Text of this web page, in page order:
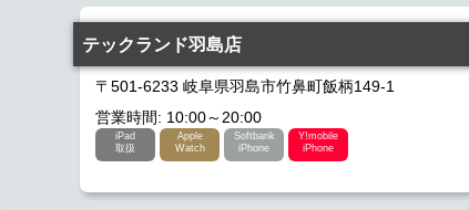
テックランド羽島店
〒501-6233 岐阜県羽島市竹鼻町飯柄149-1
営業時間: 10:00～20:00
iPad
取扱
Apple
Watch
Softbank
iPhone
Y!mobile
iPhone